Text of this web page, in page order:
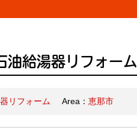
給湯器リフォーム
リフォーム Area： 恵那市